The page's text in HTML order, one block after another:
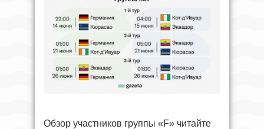
Обзор участников группы «F» читайте